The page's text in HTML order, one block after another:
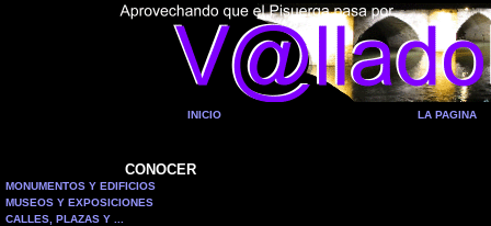
INICIO LA PAGINA
CONOCER
MONUMENTOS Y EDIFICIOS
MUSEOS Y EXPOSICIONES
CALLES, PLAZAS Y ...